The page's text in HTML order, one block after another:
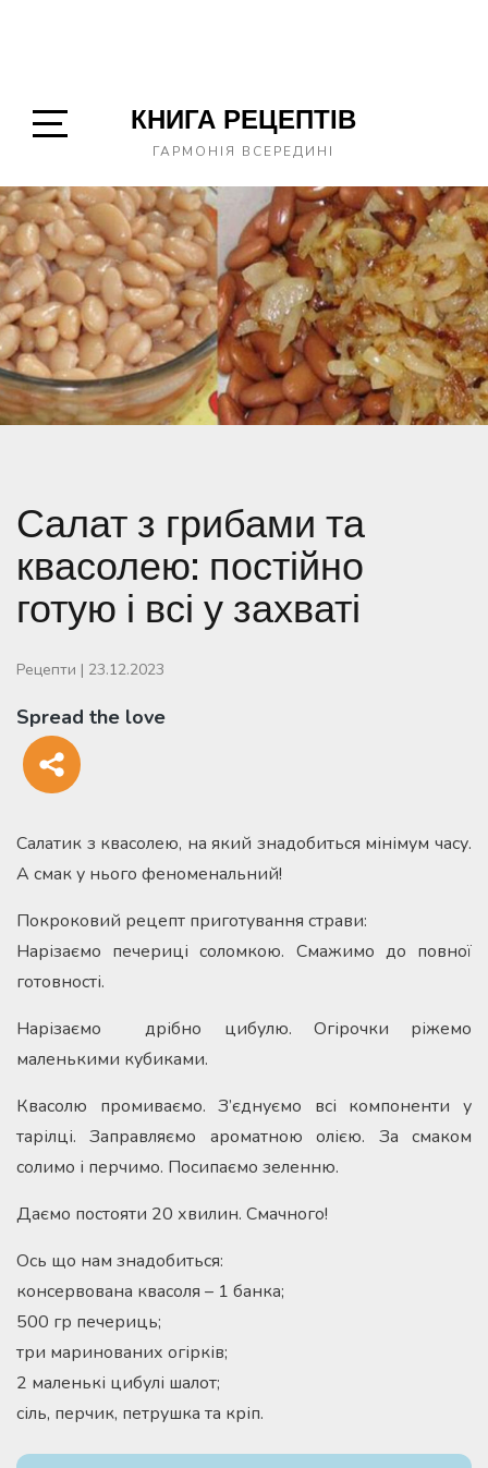
Sidebar
КНИГА РЕЦЕПТІВ
ГАРМОНІЯ ВСЕРЕДИНІ
Салат з грибами та
квасолею: постійно
готую і всі у захваті
Рецепти | 23.12.2023
Spread the love
Салатик з квасолею, на який знадобиться мінімум часу.
А смак у нього феноменальний!
Покроковий рецепт приготування страви:
Нарізаємо печериці соломкою. Смажимо до повної
готовності.
Нарізаємо дрібно цибулю. Огірочки ріжемо
маленькими кубиками.
Квасолю промиваємо. З’єднуємо всі компоненти у
тарілці. Заправляємо ароматною олією. За смаком
солимо і перчимо. Посипаємо зеленню.
Даємо постояти 20 хвилин. Смачного!
Ось що нам знадобиться:
консервована квасоля – 1 банка;
500 гр печериць;
три маринованих огірків;
2 маленькі цибулі шалот;
сіль, перчик, петрушка та кріп.